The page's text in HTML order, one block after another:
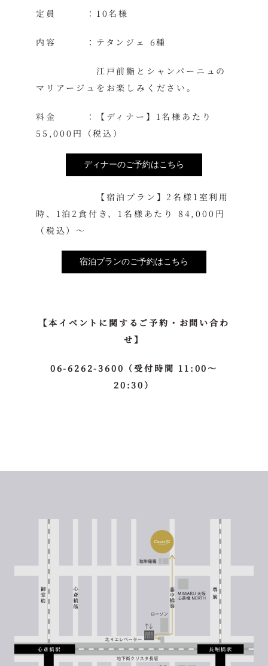
定員 ：10名様
内容 ：テタンジェ 6種
江戸前鮨とシャンパーニュの
マリアージュをお楽しみください。
料金 ：【ディナー】1名様あたり
55,000円（税込）
ディナーのご予約はこちら
【宿泊プラン】2名様1室利用
時、1泊2食付き、1名様あたり 84,000円
（税込）～
宿泊プランのご予約はこちら
【本イベントに関するご予約・お問い合わ
せ】
06-6262-3600（受付時間 11:00～
20:30）